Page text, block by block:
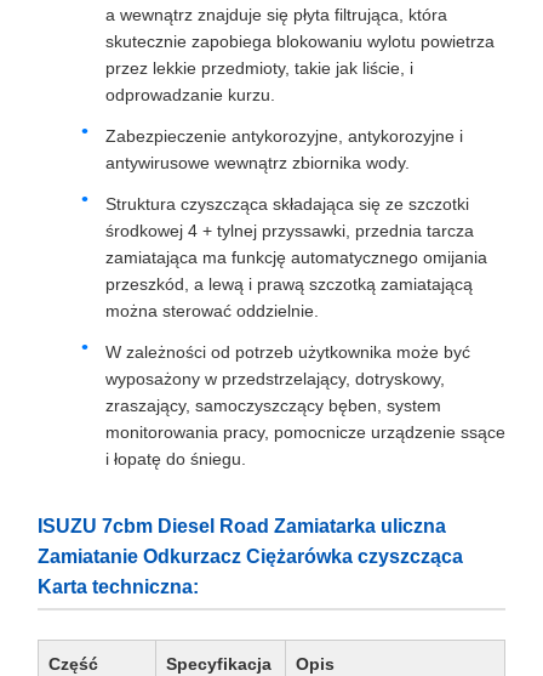
a wewnątrz znajduje się płyta filtrująca, która
skutecznie zapobiega blokowaniu wylotu powietrza
przez lekkie przedmioty, takie jak liście, i
odprowadzanie kurzu.
Zabezpieczenie antykorozyjne, antykorozyjne i
antywirusowe wewnątrz zbiornika wody.
Struktura czyszcząca składająca się ze szczotki
środkowej 4 + tylnej przyssawki, przednia tarcza
zamiatająca ma funkcję automatycznego omijania
przeszkód, a lewą i prawą szczotką zamiatającą
można sterować oddzielnie.
W zależności od potrzeb użytkownika może być
wyposażony w przedstrzelający, dotryskowy,
zraszający, samoczyszczący bęben, system
monitorowania pracy, pomocnicze urządzenie ssące
i łopatę do śniegu.
ISUZU 7cbm Diesel Road Zamiatarka uliczna
Zamiatanie Odkurzacz Ciężarówka czyszcząca
Karta techniczna:
Część Specyfikacja Opis